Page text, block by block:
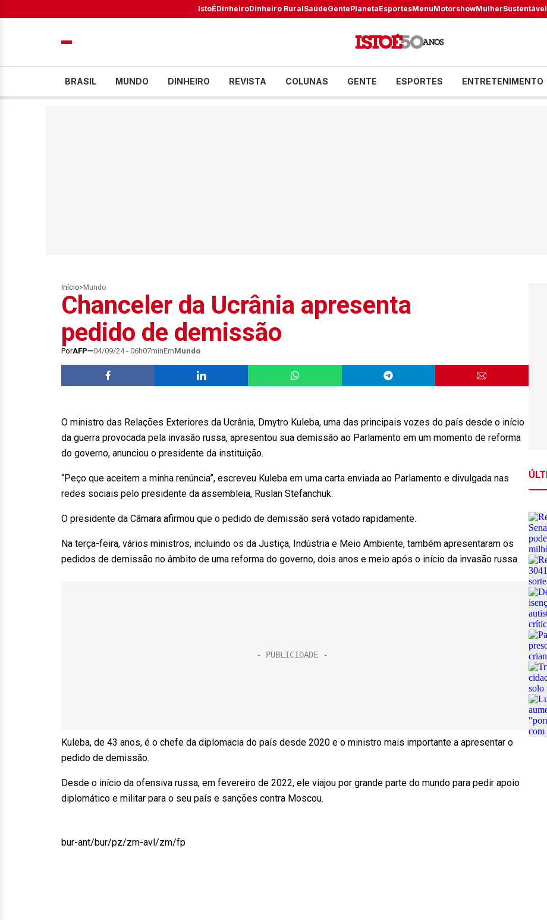
IstoÉDinheiroDinheiro RuralSaúdeGentePlanetaEsportesMenuMotorshowMulherSustentável
BRASIL MUNDO DINHEIRO REVISTA COLUNAS GENTE ESPORTES ENTRETENIMENTO
Início> Mundo
Chanceler da Ucrânia apresenta
pedido de demissão
PorAFP 04/09/24 - 06h07minEmMundo
O ministro das Relações Exteriores da Ucrânia, Dmytro Kuleba, uma das principais vozes do país desde o início
da guerra provocada pela invasão russa, apresentou sua demissão ao Parlamento em um momento de reforma
do governo, anunciou o presidente da instituição.
“Peço que aceitem a minha renúncia”, escreveu Kuleba em uma carta enviada ao Parlamento e divulgada nas
redes sociais pelo presidente da assembleia, Ruslan Stefanchuk.
O presidente da Câmara afirmou que o pedido de demissão será votado rapidamente.
Na terça-feira, vários ministros, incluindo os da Justiça, Indústria e Meio Ambiente, também apresentaram os
pedidos de demissão no âmbito de uma reforma do governo, dois anos e meio após o início da invasão russa.
Kuleba, de 43 anos, é o chefe da diplomacia do país desde 2020 e o ministro mais importante a apresentar o
pedido de demissão.
Desde o início da ofensiva russa, em fevereiro de 2022, ele viajou por grande parte do mundo para pedir apoio
diplomático e militar para o seu país e sanções contra Moscou.
bur-ant/bur/pz/zm-avl/zm/fp